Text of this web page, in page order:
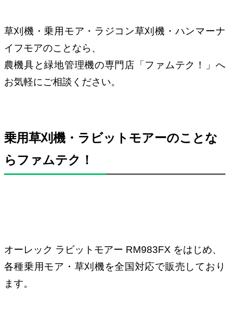
草刈機・乗用モア・ラジコン草刈機・ハンマーナ
イフモアのことなら、
農機具と緑地管理機の専門店「ファムテク！」へ
お気軽にご相談ください。
乗用草刈機・ラビットモアーのことな
らファムテク！
オーレック ラビットモアー RM983FX をはじめ、
各種乗用モア・草刈機を全国対応で販売しており
ます。